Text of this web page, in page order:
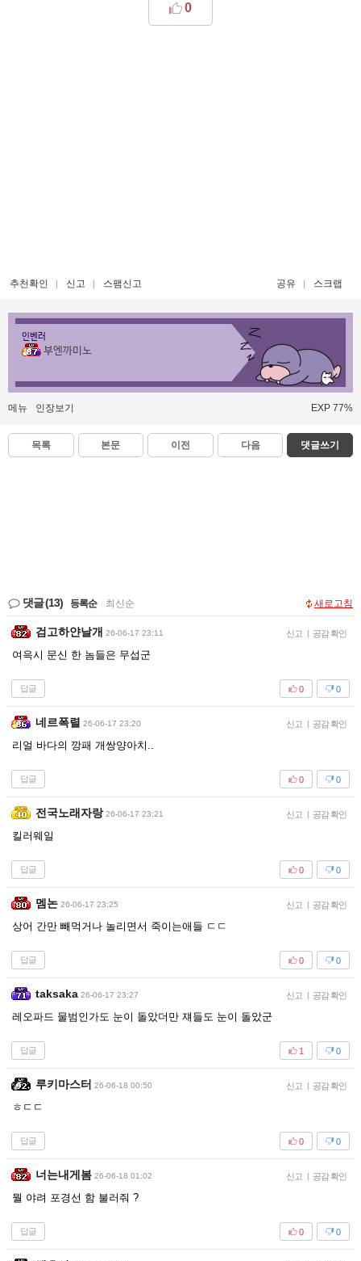
0
추천확인 신고 스팸신고 공유 스크랩
인벤러
부엔까미노
메뉴 인장보기 EXP 77%
목록 본문 이전 다음 댓글쓰기
댓글(13) 등록순 최신순 새로고침
검고하얀날개 26-06-17 23:11 신고 | 공감 확인
여윽시 문신 한 놈들은 무섭군
답글 0
0
네르폭렬 26-06-17 23:20 신고 | 공감 확인
리얼 바다의 깡패 개쌍양아치..
답글 0
0
전국노래자랑 26-06-17 23:21 신고 | 공감 확인
킬러웨일
답글 0
0
멤논 26-06-17 23:25 신고 | 공감 확인
상어 간만 빼먹거나 놀리면서 죽이는애들 ㄷㄷ
답글 0
0
taksaka 26-06-17 23:27 신고 | 공감 확인
레오파드 물범인가도 눈이 돌았더만 쟤들도 눈이 돌았군
답글 0
1
루키마스터 26-06-18 00:50 신고 | 공감 확인
ㅎㄷㄷ
답글 0
0
너는내게봄 26-06-18 01:02 신고 | 공감 확인
뭘 야려 포경선 함 불러줘 ?
답글 0
0